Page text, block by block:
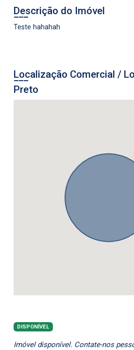
Descrição do Imóvel
Teste hahahah
Localização Comercial /
Preto
DISPONÍVEL
Imóvel disponível. Contate-nos